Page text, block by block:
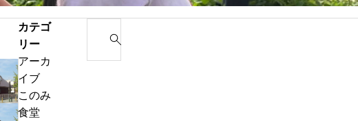
わ
ん
ぱ
熱
カテゴ
リー
アーカ
イブ
このみ
食堂
a